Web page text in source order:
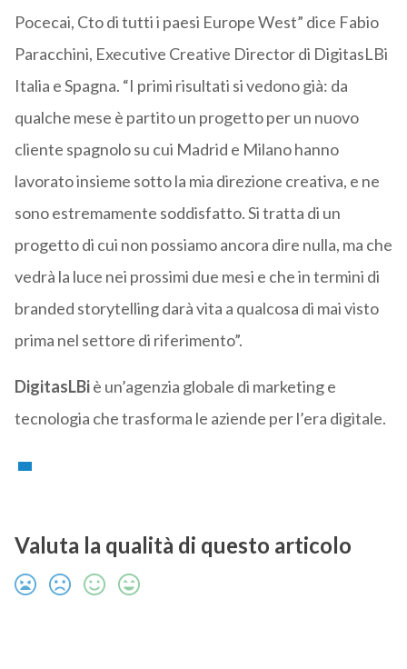
Pocecai, Cto di tutti i paesi Europe West” dice Fabio
Paracchini, Executive Creative Director di DigitasLBi
Italia e Spagna. “I primi risultati si vedono già: da
qualche mese è partito un progetto per un nuovo
cliente spagnolo su cui Madrid e Milano hanno
lavorato insieme sotto la mia direzione creativa, e ne
sono estremamente soddisfatto. Si tratta di un
progetto di cui non possiamo ancora dire nulla, ma che
vedrà la luce nei prossimi due mesi e che in termini di
branded storytelling darà vita a qualcosa di mai visto
prima nel settore di riferimento”.
DigitasLBiè un’agenzia globale di marketing e
tecnologia che trasforma le aziende per l’era digitale.
Valuta la qualità di questo articolo